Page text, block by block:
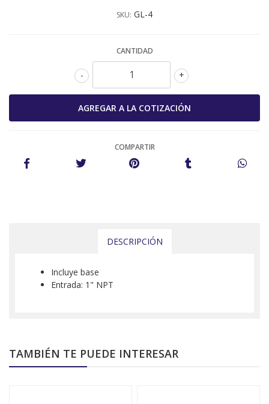
SKU: GL-4
CANTIDAD
+
-
COMPARTIR
DESCRIPCIÓN
Incluye base
Entrada: 1" NPT
TAMBIÉN TE PUEDE INTERESAR